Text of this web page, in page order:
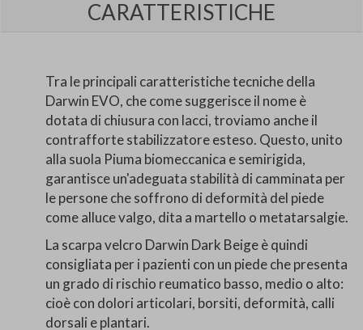
CARATTERISTICHE
Tra le principali caratteristiche tecniche della
Darwin EVO, che come suggerisce il nome è
dotata di chiusura con lacci, troviamo anche il
contrafforte stabilizzatore esteso. Questo, unito
alla suola Piuma biomeccanica e semirigida,
garantisce un'adeguata stabilità di camminata per
le persone che soffrono di deformità del piede
come alluce valgo, dita a martello o metatarsalgie.
La scarpa velcro Darwin Dark Beige è quindi
consigliata per i pazienti con un piede che presenta
un grado di rischio reumatico basso, medio o alto:
cioè con dolori articolari, borsiti, deformità, calli
dorsali e plantari.